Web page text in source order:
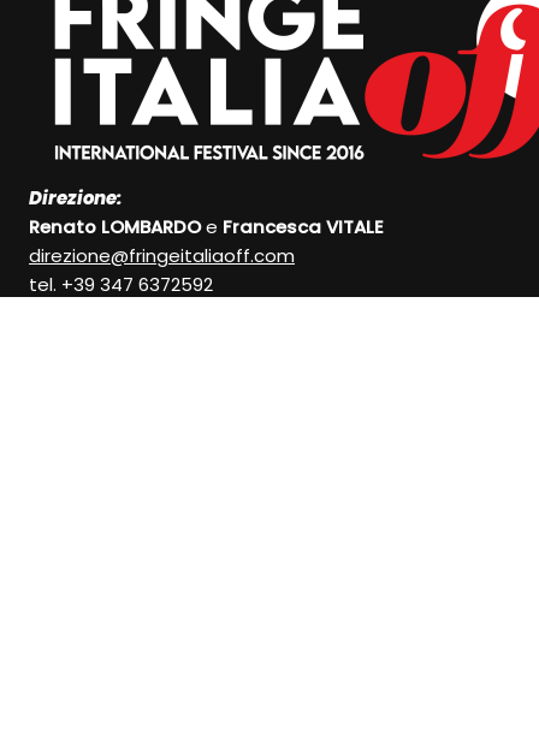
Direzione:
Renato LOMBARDOe Francesca VITALE
direzione@fringeitaliaoff.com
tel. +39 347 6372592